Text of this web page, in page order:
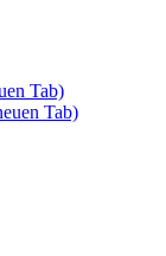
Tab)
Tab)